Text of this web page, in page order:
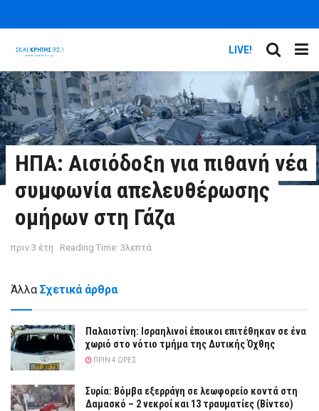
LIVE!
ΗΠΑ: Αισιόδοξη για πιθανή νέα
συμφωνία απελευθέρωσης
ομήρων στη Γάζα
πριν 3 έτη Reading Time: 3λεπτά
Άλλα Σχετικά άρθρα
Παλαιστίνη: Ισραηλινοί έποικοι επιτέθηκαν σε ένα
χωριό στο νότιο τμήμα της Δυτικής Όχθης
ΠΡΙΝ 4 ΏΡΕΣ
Συρία: Βόμβα εξερράγη σε λεωφορείο κοντά στη
Δαμασκό – 2 νεκροί και 13 τραυματίες (Βίντεο)